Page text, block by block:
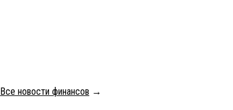
Все новости финансов →